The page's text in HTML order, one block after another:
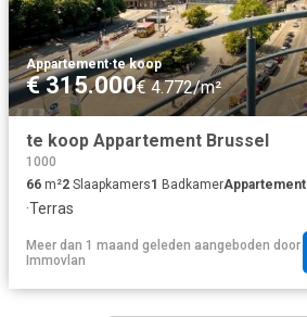
Appartement·te koop
€ 315.000€ 4.772/m²
te koop Appartement Brussel
1000
66 m²2 Slaapkamers1 BadkamerAppartement
·Terras
Meer dan 1 maand geleden aangeboden door
Immovlan